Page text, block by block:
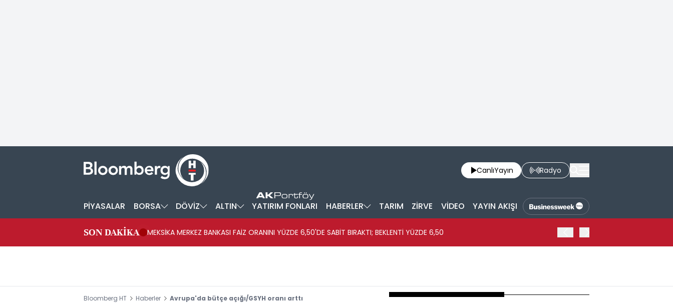
CanlıYayın Radyo
PİYASALAR BORSA DÖVİZ ALTIN YATIRIM FONLARI HABERLER TARIM ZİRVE VİDEO YAYIN AKIŞI
SON DAKİKA MEKSİKA MERKEZ BANKASI FAİZ ORANINI YÜZDE 6,50'DE SABİT BIRAKTI; BEKLENTİ YÜZDE 6,50
Bloomberg HT Haberler Avrupa'da bütçe açığı/GSYH oranı arttı